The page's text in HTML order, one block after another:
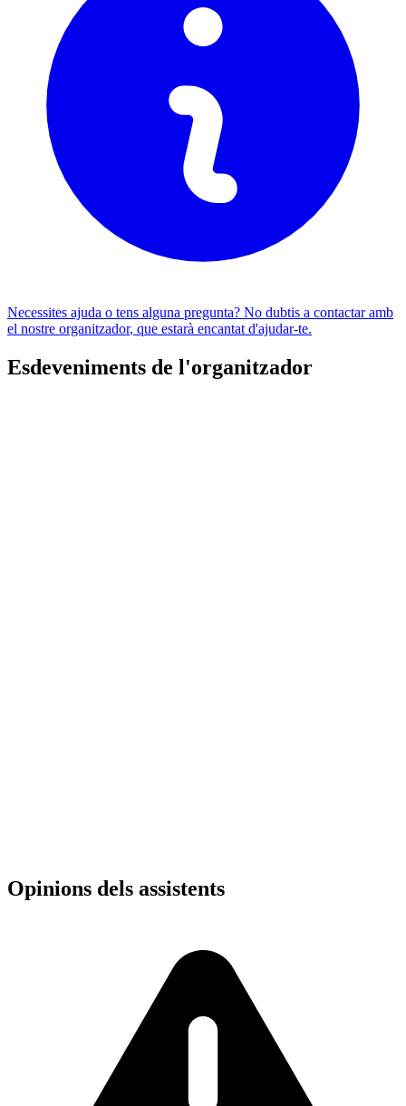
Necessites ajuda o tens alguna pregunta? No dubtis a contactar amb
el nostre organitzador, que estarà encantat d'ajudar-te.
Esdeveniments de l'organitzador
Opinions dels assistents